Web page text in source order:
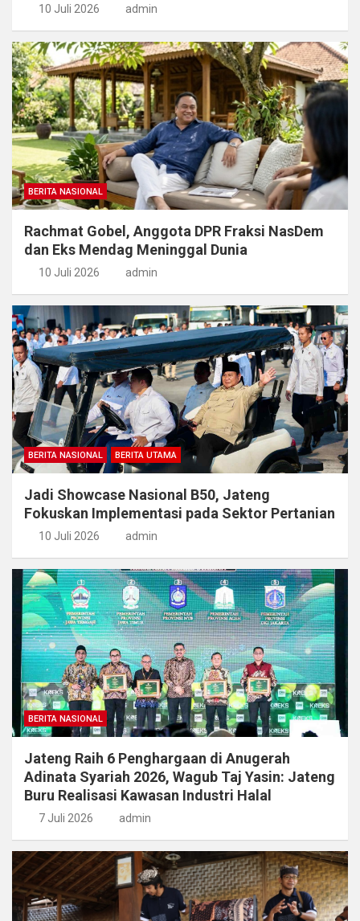
10 Juli 2026 admin
BERITA NASIONAL
Rachmat Gobel, Anggota DPR Fraksi NasDem
dan Eks Mendag Meninggal Dunia
10 Juli 2026 admin
BERITA NASIONAL BERITA UTAMA
Jadi Showcase Nasional B50, Jateng
Fokuskan Implementasi pada Sektor Pertanian
10 Juli 2026 admin
BERITA NASIONAL
Jateng Raih 6 Penghargaan di Anugerah
Adinata Syariah 2026, Wagub Taj Yasin: Jateng
Buru Realisasi Kawasan Industri Halal
7 Juli 2026 admin